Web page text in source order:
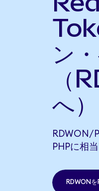
ン
（
へ）
RDWON/
PHPに相
RDWON